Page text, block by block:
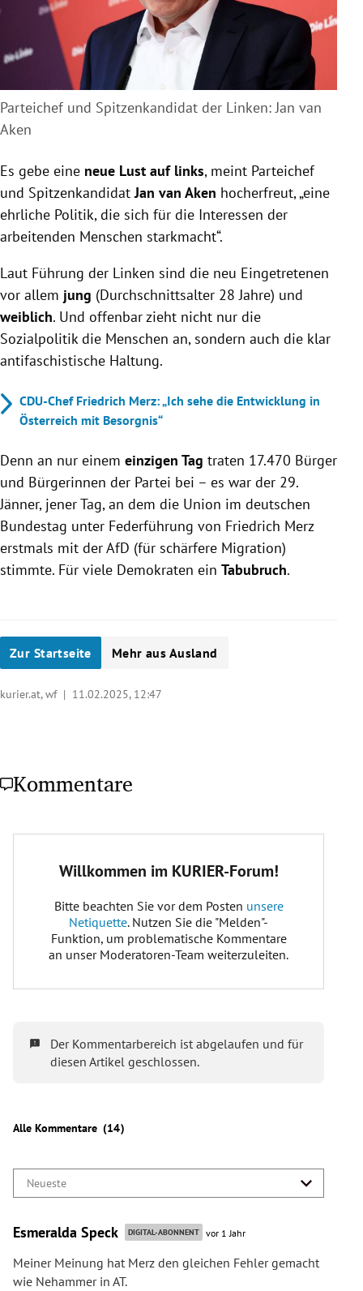
Parteichef und Spitzenkandidat der Linken: Jan van
Aken
Es gebe eine neue Lust auf links, meint Parteichef
und SpitzenkandidatJan van Aken hocherfreut, „eine
ehrliche Politik, die sich für die Interessen der
arbeitenden Menschen starkmacht“.
Laut Führung der Linken sind die neu Eingetretenen
vor allem jung (Durchschnittsalter 28 Jahre) und
weiblich. Und offenbar zieht nicht nur die
Sozialpolitik die Menschen an, sondern auch die klar
antifaschistische Haltung.
CDU-Chef Friedrich Merz: „Ich sehe die Entwicklung in
Österreich mit Besorgnis“
Denn an nur einem einzigen Tag traten 17.470 Bürger
und Bürgerinnen der Partei bei – es war der 29.
Jänner, jener Tag, an dem die Union im deutschen
Bundestag unter Federführung von Friedrich Merz
erstmals mit der AfD (für schärfere Migration)
stimmte. Für viele Demokraten ein Tabubruch.
Zur Startseite Mehr aus Ausland
kurier.at, wf | 11.02.2025, 12:47
Kommentare